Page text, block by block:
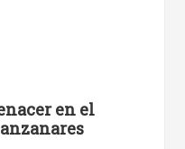
en el